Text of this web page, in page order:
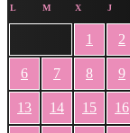
L M X J
1 2
6 7 8 9
13 14 15 16